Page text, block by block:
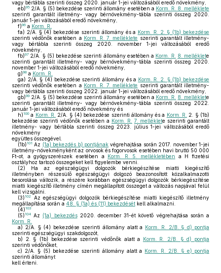
vagy bértábla szerinti összeg 2020. január 1-jei változásából eredő növekmény,
eb)95 2/A. § (5) bekezdése szerinti állomány esetében a Korm. R. 8. melléklete
szerinti garantált illetmény- vagy bérnövekmény-tábla szerinti összeg 2020.
január 1-jei változásából eredő növekmény,
f)96 a Korm. R.
fa) 2/A. § (4) bekezdése szerinti állomány és a Korm. R. 2. § (1b) bekezdése
szerinti védőnők esetében a Korm. R. 7. melléklete szerinti garantált illetmény-
vagy bértábla szerinti összeg 2020. november 1-jei változásából eredő
növekmény,
fb)97 2/A. § (5) bekezdése szerinti állomány esetében a Korm. R. 8. melléklete
szerinti garantált illetmény- vagy bérnövekmény-tábla szerinti összeg 2020.
november 1-jei változásából eredő növekmény,
g)98 a Korm. R.
ga) 2/A. § (4) bekezdése szerinti állomány és a Korm. R. 2. § (1b) bekezdése
szerinti védőnők esetében a Korm. R. 7. melléklete szerinti garantált illetmény-
vagy bértábla szerinti összeg 2022. január 1-jei változásából eredő növekmény,
gb)99 2/A. § (5) bekezdése szerinti állomány esetében a Korm. R. 8. melléklete
szerinti garantált illetmény- vagy bérnövekmény-tábla szerinti összeg 2022.
január 1-jei változásából eredő növekmény és
h) 100 a Korm. R. 2/A. § (4) bekezdése szerinti állomány és a Korm. R.
2. § (1b)
bekezdése szerinti védőnők esetében a Korm. R. 7. melléklete szerinti garantált
illetmény- vagy bértábla szerinti összeg 2023. július 1-jei változásából eredő
növekmény
együttes összegével.
(1b) 101 Az (1a) bekezdés b) pontjának végrehajtása során 2017. november 1-jei
illetmény-növekményként az orvosok és fogorvosok esetében havi bruttó 50 000
Ft-ot, a gyógyszerészek esetében a Korm. R. 5. mellékletében a H fizetési
osztályhoz tartozó összegeket kell figyelembe venni.
(2) Ha az egészségügyi dolgozók bérkiegészítése miatti kiegészítő
illetményben részesülő egészségügyi dolgozó beazonosított közalkalmazotti
besorolása változik, a részére korábban egészségügyi dolgozók bérkiegészítése
miatti kiegészítő illetmény címén megállapított összeget a változás napjával felül
kell vizsgálni.
(3) 102
Az egészségügyi dolgozók bérkiegészítése miatti kiegészítő illetmény
megállapítása során a 48. § (1a) és (11) bekezdését kell alkalmazni.
(4) 103
(5) 104 Az (1a) bekezdés2020. december 31-ét követő végrehajtása során a
Korm. R.
a) 2/A. § (4) bekezdése szerinti állomány alatt a Korm. R. 2/B. § d) pontja
szerinti egészségügyi szakdolgozót,
b) 2. § (1b) bekezdése szerinti védőnők alatt a
Korm. R. 2/B. § d) pontja
szerinti védőnőket,
c) 2/A. § (5) bekezdése szerinti állomány alatt a Korm. R. 2/B. § e) pontja
szerinti állományt
kell érteni.